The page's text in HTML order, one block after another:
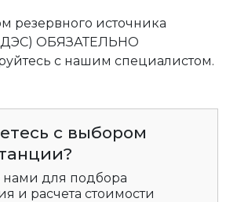
резервного источника
ДЭС) ОБЯЗАТЕЛЬНО
с нашим специалистом.
с выбором
нами для подбора
и расчета стоимости